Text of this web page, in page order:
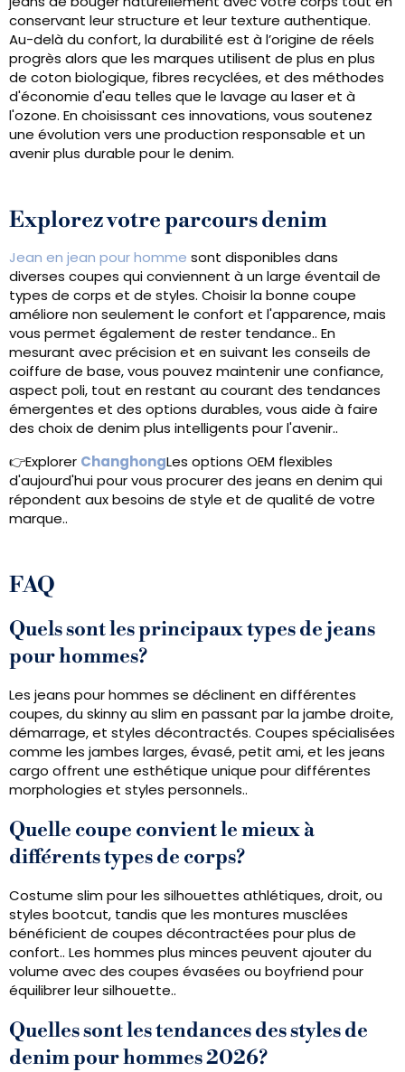
conservant leur structure et leur texture authentique.
Au-delà du confort, la durabilité est à l’origine de réels
progrès alors que les marques utilisent de plus en plus
de coton biologique, fibres recyclées, et des méthodes
d'économie d'eau telles que le lavage au laser et à
l'ozone. En choisissant ces innovations, vous soutenez
une évolution vers une production responsable et un
avenir plus durable pour le denim.
Explorez votre parcours denim
Jean en jean pour homme sont disponibles dans
diverses coupes qui conviennent à un large éventail de
types de corps et de styles. Choisir la bonne coupe
améliore non seulement le confort et l'apparence, mais
vous permet également de rester tendance.. En
mesurant avec précision et en suivant les conseils de
coiffure de base, vous pouvez maintenir une confiance,
aspect poli, tout en restant au courant des tendances
émergentes et des options durables, vous aide à faire
des choix de denim plus intelligents pour l'avenir..
👉Explorer ChanghongLes options OEM flexibles
d'aujourd'hui pour vous procurer des jeans en denim qui
répondent aux besoins de style et de qualité de votre
marque..
FAQ
Quels sont les principaux types de jeans
pour hommes?
Les jeans pour hommes se déclinent en différentes
coupes, du skinny au slim en passant par la jambe droite,
démarrage, et styles décontractés. Coupes spécialisées
comme les jambes larges, évasé, petit ami, et les jeans
cargo offrent une esthétique unique pour différentes
morphologies et styles personnels..
Quelle coupe convient le mieux à
différents types de corps?
Costume slim pour les silhouettes athlétiques, droit, ou
styles bootcut, tandis que les montures musclées
bénéficient de coupes décontractées pour plus de
confort.. Les hommes plus minces peuvent ajouter du
volume avec des coupes évasées ou boyfriend pour
équilibrer leur silhouette..
Quelles sont les tendances des styles de
denim pour hommes 2026?